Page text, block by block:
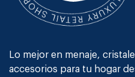
Lo mejor en menaje,
accesorios para tu hogar